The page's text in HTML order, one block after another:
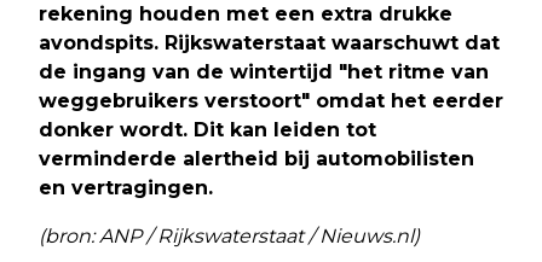
rekening houden met een extra drukke
avondspits. Rijkswaterstaat waarschuwt dat
de ingang van de wintertijd "het ritme van
weggebruikers verstoort" omdat het eerder
donker wordt. Dit kan leiden tot
verminderde alertheid bij automobilisten
en vertragingen.
(bron: ANP / Rijkswaterstaat / Nieuws.nl)